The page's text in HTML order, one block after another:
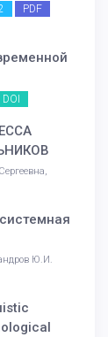
PDF
DOI
Ю.И.